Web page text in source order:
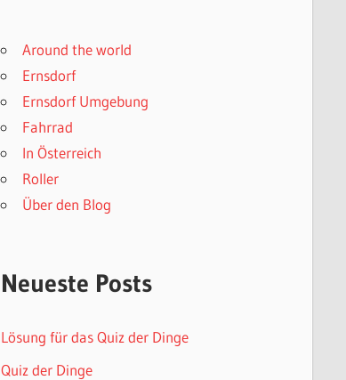
Around the world
Ernsdorf
Ernsdorf Umgebung
Fahrrad
In Österreich
Roller
Über den Blog
Neueste Posts
Lösung für das Quiz der Dinge
Quiz der Dinge